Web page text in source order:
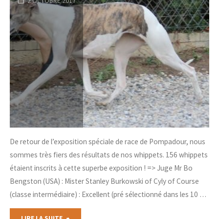
De retour de l’exposition spéciale de race de Pompadour, nous
sommes très fiers des résultats de nos whippets. 156 whippets
étaient inscrits à cette superbe exposition ! => Juge Mr Bo
Bengston (USA) : Mister Stanley Burkowski of Cyly of Course
(classe intermédiaire) : Excellent (pré sélectionné dans les 10 …